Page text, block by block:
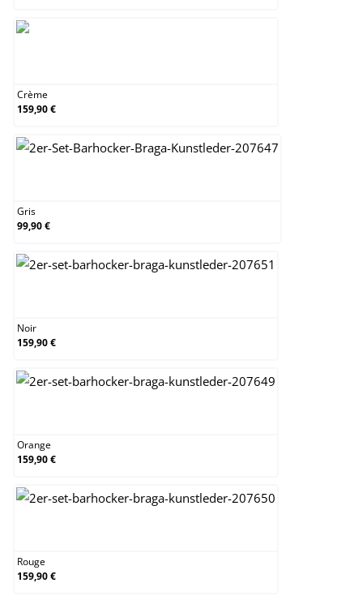
Crème
159,90 €
Gris
99,90 €
Noir
159,90 €
Orange
159,90 €
Rouge
159,90 €